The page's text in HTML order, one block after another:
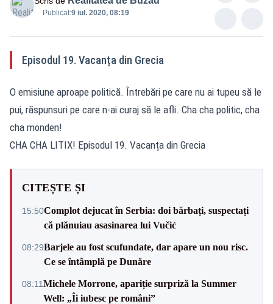
Publicat:9 iul. 2020, 08:19
Episodul 19. Vacanța din Grecia
O emisiune aproape politică. Întrebări pe care nu ai tupeu să le
pui, răspunsuri pe care n-ai curaj să le afli. Cha cha politic, cha
cha monden!
CHA CHA LITIX! Episodul 19. Vacanța din Grecia
CITEȘTE ȘI
15:50Complot dejucat în Serbia: doi bărbați, suspectați
că plănuiau asasinarea lui Vučić
08:29Barjele au fost scufundate, dar apare un nou risc.
Ce se întâmplă pe Dunăre
08:11Michele Morrone, apariție surpriză la Summer
Well: „Îi iubesc pe români”